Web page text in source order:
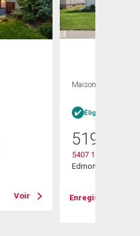
Voir
Maison
Éligible Louer
519 900
5407 106 Avenue
Edmonton, AB
Enregistrer